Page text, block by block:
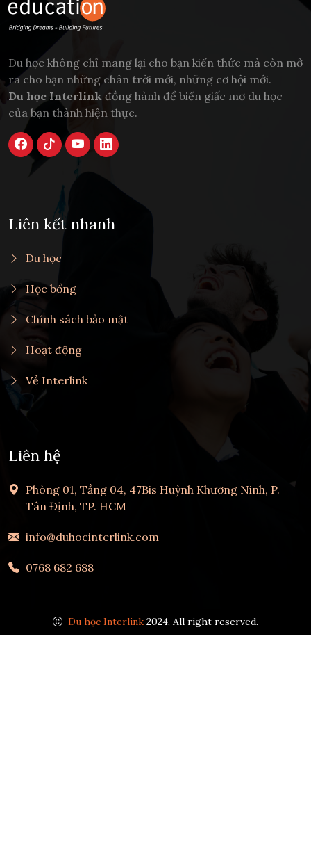
Du học không chỉ mang lại cho bạn kiến thức mà còn mở
ra cho bạn những chân trời mới, những cơ hội mới.
Du học Interlink đồng hành để biến giấc mơ du học
của bạn thành hiện thực.
Liên kết nhanh
Du học
Học bổng
Chính sách bảo mật
Hoạt động
Về Interlink
Liên hệ
Phòng 01, Tầng 04, 47Bis Huỳnh Khương Ninh, P.
Tân Định, TP. HCM
info@duhocinterlink.com
0768 682 688
Du học Interlink 2024, All right reserved.